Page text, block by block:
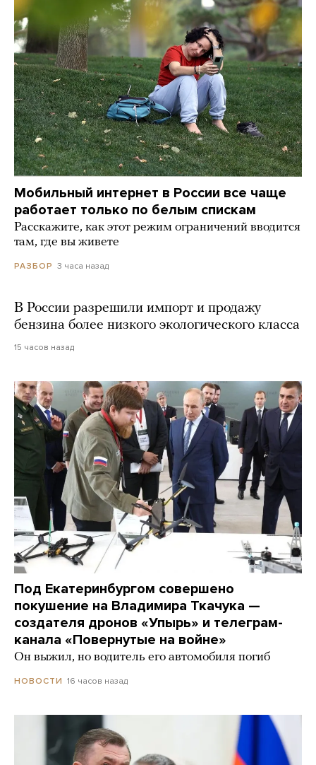
Мобильный интернет в России все чаще
работает только по белым спискам
Расскажите, как этот режим ограничений вводится
там, где вы живете
РАЗБОР 3 часа назад
В России разрешили импорт и продажу
бензина более низкого экологического класса
15 часов назад
Под Екатеринбургом совершено
покушение на Владимира Ткачука —
создателя дронов «Упырь» и телеграм-
канала «Повернутые на войне»
Он выжил, но водитель его автомобиля погиб
НОВОСТИ 16 часов назад